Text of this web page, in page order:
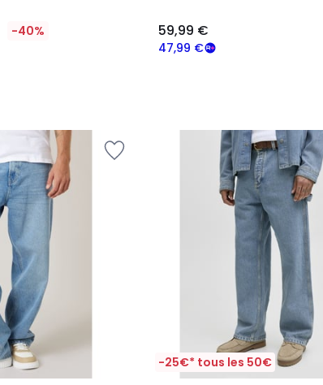
-40%
47,99 €
59,99 €
-25€* tous les 50€